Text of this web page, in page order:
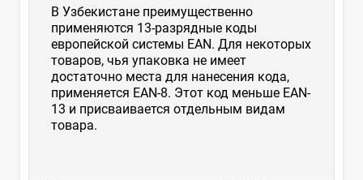
В Узбекистане преимущественно
применяются 13-разрядные коды
европейской системы EAN. Для некоторых
товаров, чья упаковка не имеет
достаточно места для нанесения кода,
применяется EAN-8. Этот код меньше EAN-
13 и присваивается отдельным видам
товара.